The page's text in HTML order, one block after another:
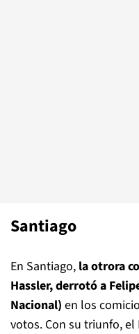
Santiago
En Santiago, la otrora
Hassler, derrotó a
Nacional) en los
votos. Con su triunfo, el